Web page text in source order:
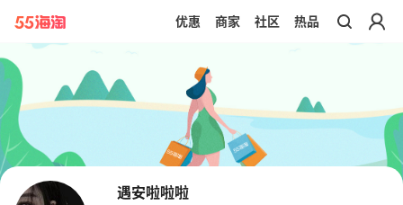
带你去官网买正品
优惠 商家 社区 热品
遇安啦啦啦